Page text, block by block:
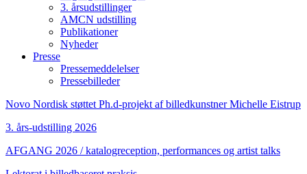
3. årsudstillinger
AMCN udstilling
Publikationer
Nyheder
Presse
Pressemeddelelser
Pressebilleder
Novo Nordisk støttet Ph.d-projekt af billedkunstner Michelle Eistrup
3. års-udstilling 2026
AFGANG 2026 / katalogreception, performances og artist talks